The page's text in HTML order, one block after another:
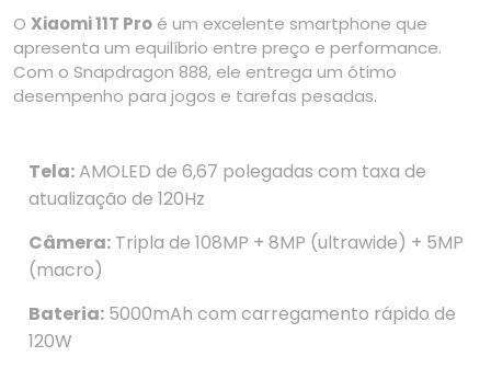
O Xiaomi 11T Pro é um excelente smartphone que
apresenta um equilíbrio entre preço e performance.
Com o Snapdragon 888, ele entrega um ótimo
desempenho para jogos e tarefas pesadas.
Tela:AMOLED de 6,67 polegadas com taxa de
atualização de 120Hz
Câmera: Tripla de 108MP + 8MP (ultrawide) + 5MP
(macro)
Bateria: 5000mAh com carregamento rápido de
120W